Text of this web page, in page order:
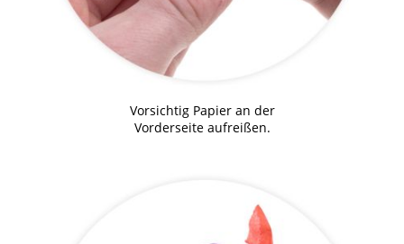
Vorsichtig Papier an der
Vorderseite aufreißen.